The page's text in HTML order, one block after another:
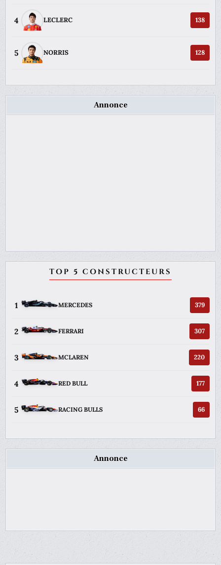
4 LECLERC 138
5 NORRIS 128
Annonce
TOP 5 CONSTRUCTEURS
1 MERCEDES 379
2 FERRARI 307
3 MCLAREN 220
4 RED BULL 177
5 RACING BULLS 66
Annonce